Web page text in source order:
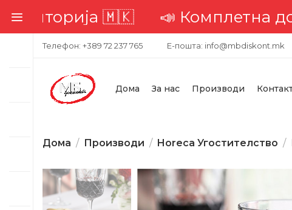
📣 Комплетна достава низ
Телефон: +389 72 237 765 Е-пошта: info@mbdiskont.mk
Дома За нас Производи
Дома Производи Horeca Угостителство
-7%